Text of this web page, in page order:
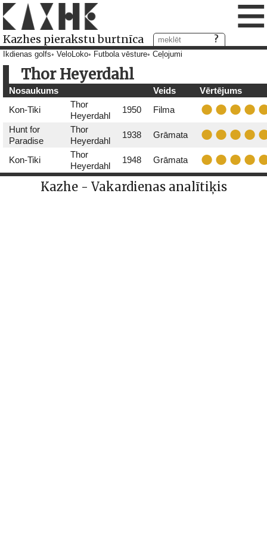
Kazhes pierakstu burtnīca ≡
Ikdienas golfs VeloLoko Futbola vēsture Ceļojumi
Thor Heyerdahl
Nosaukums Veids
Vērtējums
Kon-Tiki
Thor
Heyerdahl
1950
Filma
Hunt for
Paradise
Thor
Heyerdahl
1938 Grāmata
Kon-Tiki
Thor
Heyerdahl
1948 Grāmata
Kazhe - Vakardienas analītiķis